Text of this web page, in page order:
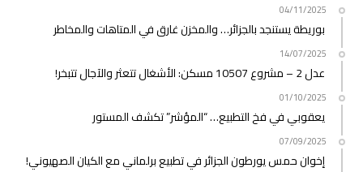
04/11/2025
بوريطة يستنجد بالجزائر… والمخزن غارق في المتاهات والمخاطر
14/07/2025
عدل 2 – مشروع 10507 مسكن: الأشغال تتعثر والآجال تتبخر!
01/10/2025
يعقوبي في فخ التطبيع… “المؤشر” تكشف المستور
07/09/2025
إخوان حمس يورطون الجزائر في تطبيع برلماني مع الكيان الصهيوني!